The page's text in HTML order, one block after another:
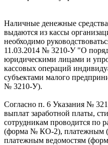
Наличные денежные
выдаются из кассы
необходимо
11.03.2014 № 3210-У "О
юридическими лицами и
кассовых операций
субъектами малого
№ 3210-У).
Согласно п. 6 Указания №
выплат заработной платы,
сотрудникам проводится по
(форма № КО-2), платежным
платежным ведомостям